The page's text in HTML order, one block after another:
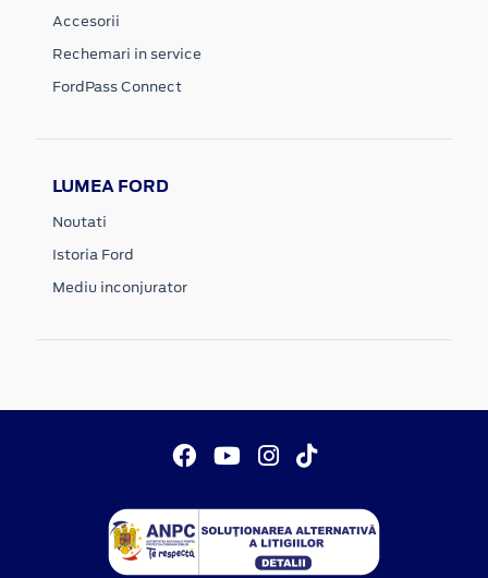
Accesorii
Rechemari in service
FordPass Connect
LUMEA FORD
Noutati
Istoria Ford
Mediu inconjurator